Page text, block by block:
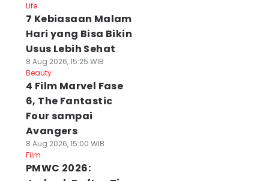
Life
7 Kebiasaan Malam
Hari yang Bisa Bikin
Usus Lebih Sehat
8 Aug 2026, 15:25 WIB
Beauty
4 Film Marvel Fase
6, The Fantastic
Four sampai
Avangers
8 Aug 2026, 15:00 WIB
Film
PMWC 2026: